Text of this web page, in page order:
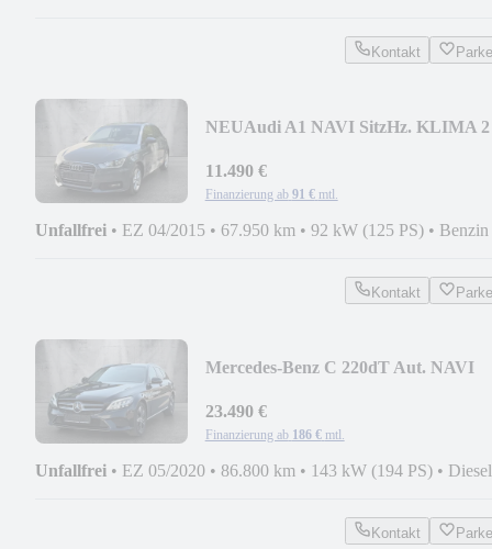
Kontakt
NEUAudi A1 NAVI SitzHz. KLIMA 2
11.490 €
Finanzierung ab 91 € mtl.
Unfallfrei • EZ 04/2015 • 67.950 km • 92 kW (125 PS) • Benzin
Kontakt
Mercedes-Benz C 220dT Aut. NAVI
2HAND
23.490 €
Finanzierung ab 186 € mtl.
Unfallfrei • EZ 05/2020 • 86.800 km • 143 kW (194 PS) • Diesel
Kontakt